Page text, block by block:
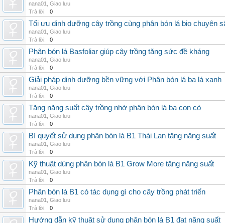
nana01
Giao lưu
Trả lời:
0
Tối ưu dinh dưỡng cây trồng cùng phân bón lá bio chuyên
nana01
Giao lưu
Trả lời:
0
Phân bón lá Basfoliar giúp cây trồng tăng sức đề kháng
nana01
Giao lưu
Trả lời:
0
Giải pháp dinh dưỡng bền vững với Phân bón lá ba lá xanh
nana01
Giao lưu
Trả lời:
0
Tăng năng suất cây trồng nhờ phân bón lá ba con cò
nana01
Giao lưu
Trả lời:
0
Bí quyết sử dụng phân bón lá B1 Thái Lan tăng năng suất
nana01
Giao lưu
Trả lời:
0
Kỹ thuật dùng phân bón lá B1 Grow More tăng năng suất
nana01
Giao lưu
Trả lời:
0
Phân bón lá B1 có tác dụng gì cho cây trồng phát triển
nana01
Giao lưu
Trả lời:
0
Hướng dẫn kỹ thuật sử dụng phân bón lá B1 đạt năng suất